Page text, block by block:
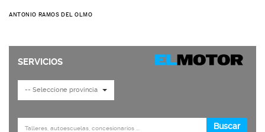
ANTONIO RAMOS DEL OLMO